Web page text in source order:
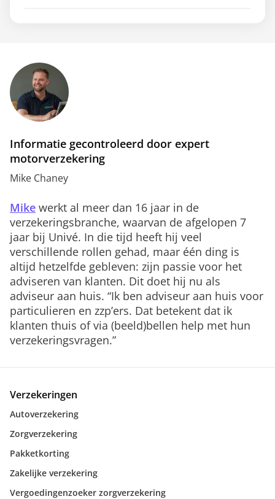
Informatie gecontroleerd door expert
motorverzekering
Mike Chaney
Mike werkt al meer dan 16 jaar in de
verzekeringsbranche, waarvan de afgelopen 7
jaar bij Univé. In die tijd heeft hij veel
verschillende rollen gehad, maar één ding is
altijd hetzelfde gebleven: zijn passie voor het
adviseren van klanten. Dit doet hij nu als
adviseur aan huis. “Ik ben adviseur aan huis voor
particulieren en zzp’ers. Dat betekent dat ik
klanten thuis of via (beeld)bellen help met hun
verzekeringsvragen.”
Verzekeringen
Autoverzekering
Zorgverzekering
Pakketkorting
Zakelijke verzekering
Vergoedingenzoeker zorgverzekering